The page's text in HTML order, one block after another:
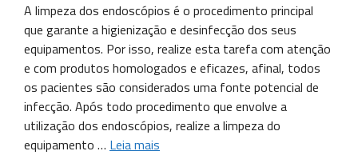
A limpeza dos endoscópios é o procedimento principal
que garante a higienização e desinfecção dos seus
equipamentos. Por isso, realize esta tarefa com atenção
e com produtos homologados e eficazes, afinal, todos
os pacientes são considerados uma fonte potencial de
infecção. Após todo procedimento que envolve a
utilização dos endoscópios, realize a limpeza do
equipamento … Leia mais